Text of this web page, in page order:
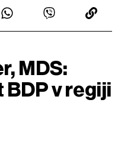
MDS:
v regiji